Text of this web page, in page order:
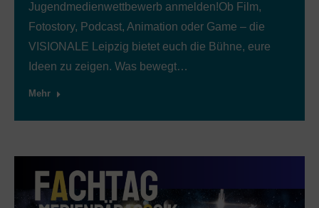
Jugendmedienwettbewerb anmelden!Ob Film,
Fotostory, Podcast, Animation oder Game – die
VISIONALE Leipzig bietet euch die Bühne, eure
Ideen zu zeigen. Was bewegt…
Mehr